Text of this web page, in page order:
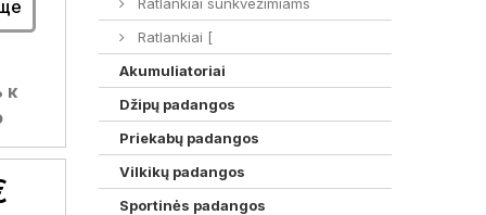
к
Ratlankiai [
Akumuliatoriai
Džipų padangos
Priekabų padangos
Vilkikų padangos
Sportinės padangos